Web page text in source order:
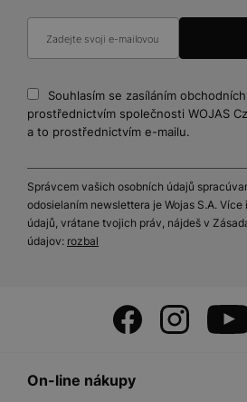
Souhlasím se zasíláním
prostřednictvím společnosti WOJAS
a to prostřednictvím e-mailu.
Správcem vašich osobních údajů
odosielaním newslettera je Wojas S.A.
údajů, vrátane tvojich práv, nájdeš v
údajov: rozbal
On-line nákupy